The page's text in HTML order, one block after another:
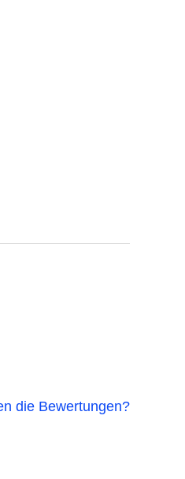
die Bewertungen?